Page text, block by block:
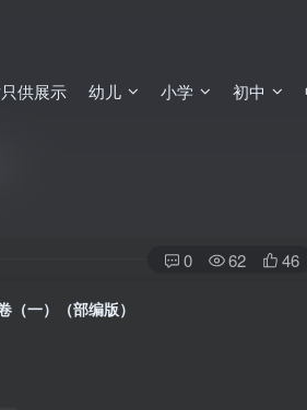
供展示 幼儿 小学 初中
0 62 46
一）（部编版）